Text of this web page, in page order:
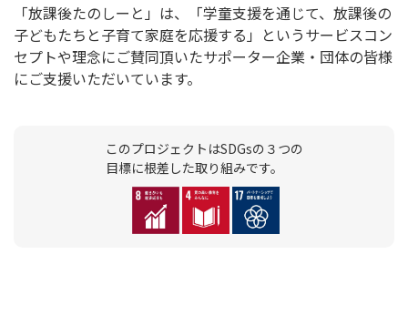
「放課後たのしーと」は、「学童支援を通じて、放課後の
子どもたちと子育て家庭を応援する」というサービスコン
セプトや理念にご賛同頂いたサポーター企業・団体の皆様
にご支援いただいています。
このプロジェクトはSDGsの３つの
目標に根差した取り組みです。